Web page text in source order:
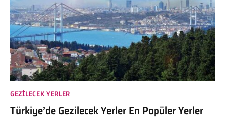
GEZILECEK YERLER
Türkiye’de Gezilecek Yerler En Popüler Yerler